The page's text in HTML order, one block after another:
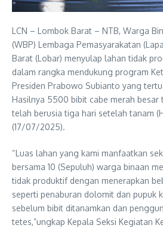
LCN – Lombok Barat – NTB, Warga
(WBP) Lembaga Pemasyarakatan
Barat (Lobar) menyulap lahan tidak
dalam rangka mendukung program
Presiden Prabowo Subianto yang
Hasilnya 5500 bibit cabe merah besar
telah berusia tiga hari setelah tanam
(17/07/2025).
“Luas lahan yang kami manfaatkan
bersama 10 (Sepuluh) warga binaan
tidak produktif dengan menerapkan
seperti penaburan dolomit dan pupuk
sebelum bibit ditanamkan dan
tetes,”ungkap Kepala Seksi Kegiatan